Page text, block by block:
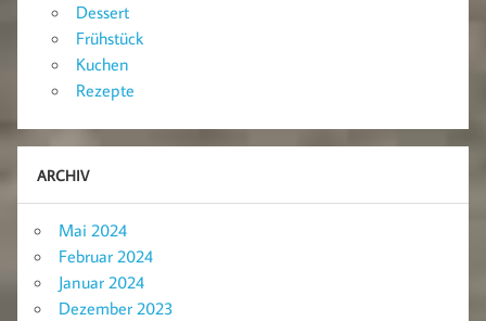
Dessert
Frühstück
Kuchen
Rezepte
ARCHIV
Mai 2024
Februar 2024
Januar 2024
Dezember 2023